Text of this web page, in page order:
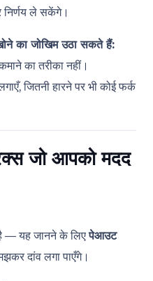
निर्णय ले सकेंगे।
का जोखिम उठा सकते हैं:
का तरीका नहीं।
जितनी हारने पर भी कोई फर्क
जो आपको मदद
है — यह जानने के लिएपेआउट
दांव लगा पाएँगे।